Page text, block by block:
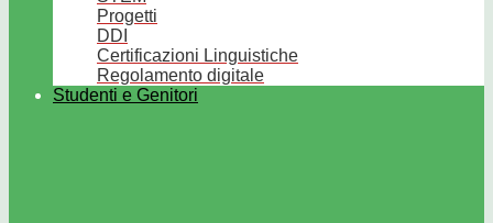
Progetti
DDI
Certificazioni Linguistiche
Regolamento digitale
Studenti e Genitori